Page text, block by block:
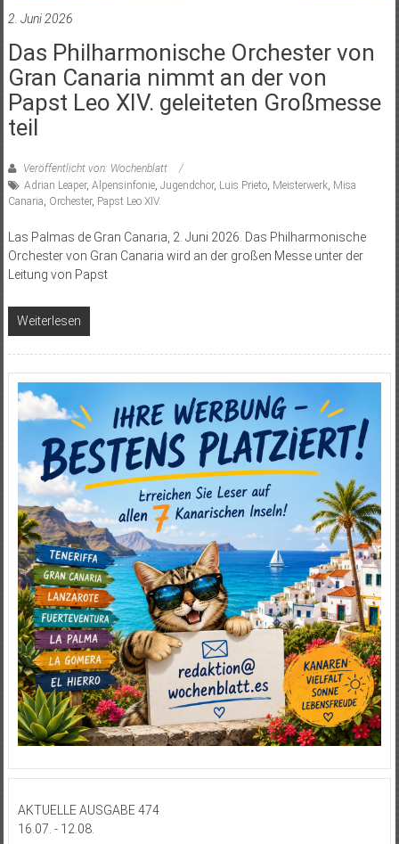
2. Juni 2026
Das Philharmonische Orchester von
Gran Canaria nimmt an der von
Papst Leo XIV. geleiteten Großmesse
teil
Veröffentlicht von: Wochenblatt
Adrian Leaper, Alpensinfonie, Jugendchor, Luis Prieto, Meisterwerk, Misa
Canaria Orchester, Papst Leo XIV.
Las Palmas de Gran Canaria, 2. Juni 2026. Das Philharmonische
Orchester von Gran Canaria wird an der großen Messe unter der
Leitung von Papst
Weiterlesen
AKTUELLE AUSGABE 474
16.07. - 12.08.